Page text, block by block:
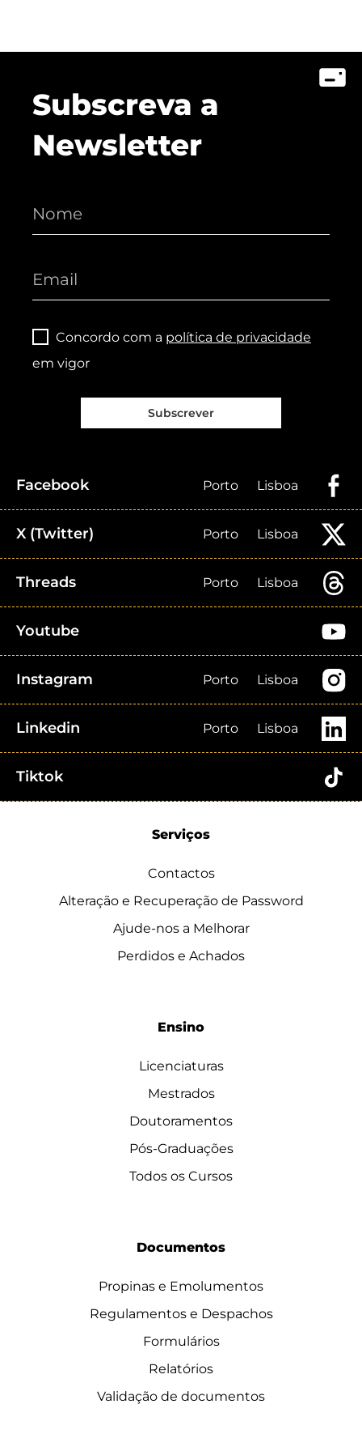
Subscreva a
Newsletter
Concordo com a política de privacidade
em vigor
Subscrever
Facebook Porto Lisboa
X (Twitter) Porto Lisboa
Threads Porto Lisboa
Youtube
Instagram Porto Lisboa
Linkedin Porto Lisboa
Tiktok
Serviços
Contactos
Alteração e Recuperação de Password
Ajude-nos a Melhorar
Perdidos e Achados
Ensino
Licenciaturas
Mestrados
Doutoramentos
Pós-Graduações
Todos os Cursos
Documentos
Propinas e Emolumentos
Regulamentos e Despachos
Formulários
Relatórios
Validação de documentos